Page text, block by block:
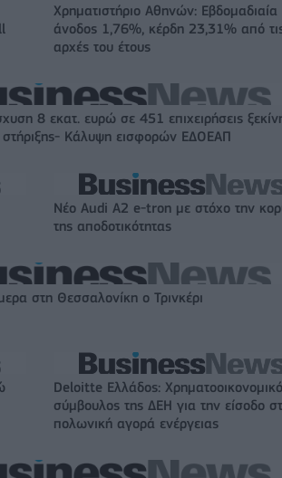
Χρηματιστήριο Αθηνών: Εβδομαδιαία
άνοδος 1,76%, κέρδη 23,31% από
αρχές του έτους
8 εκατ. ευρώ σε 451 επιχειρήσεις
Κάλυψη εισφορών ΕΔΟΕΑΠ
Νέο Audi A2 e-tron με στόχο την
της αποδοτικότητας
στη Θεσσαλονίκη ο Τρινκέρι
Deloitte Ελλάδος:
σύμβουλος της ΔΕΗ για την είσοδο
πολωνική αγορά ενέργειας